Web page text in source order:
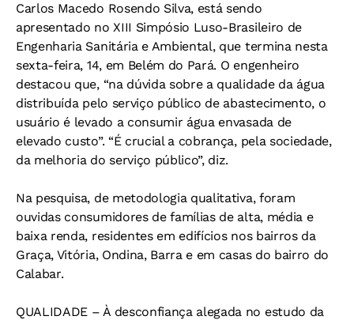
Carlos Macedo Rosendo Silva, está sendo
apresentado no XIII Simpósio Luso-Brasileiro de
Engenharia Sanitária e Ambiental, que termina nesta
sexta-feira, 14, em Belém do Pará. O engenheiro
destacou que, “na dúvida sobre a qualidade da água
distribuída pelo serviço público de abastecimento, o
usuário é levado a consumir água envasada de
elevado custo”. “É crucial a cobrança, pela sociedade,
da melhoria do serviço público”, diz.
Na pesquisa, de metodologia qualitativa, foram
ouvidas consumidores de famílias de alta, média e
baixa renda, residentes em edifícios nos bairros da
Graça, Vitória, Ondina, Barra e em casas do bairro do
Calabar.
QUALIDADE – À desconfiança alegada no estudo da